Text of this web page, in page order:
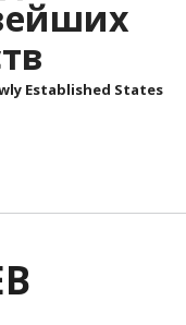
Established States